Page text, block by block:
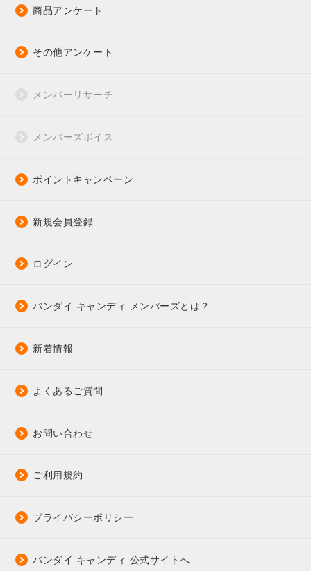
商品アンケート
その他アンケート
メンバーリサーチ
メンバーズボイス
ポイントキャンペーン
新規会員登録
ログイン
バンダイ キャンディ メンバーズとは？
新着情報
よくあるご質問
お問い合わせ
ご利用規約
プライバシーポリシー
バンダイ キャンディ 公式サイトへ